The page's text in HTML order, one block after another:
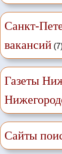
Санкт-
вакансий
Газеты
Сайты